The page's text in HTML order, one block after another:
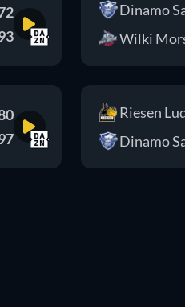
Dinamo
Wilki
Riesen
Dinamo